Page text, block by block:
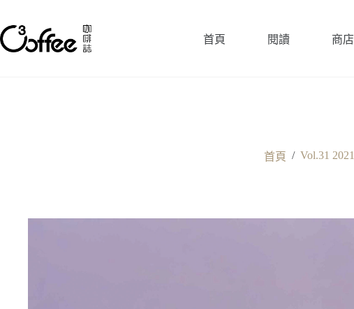
至
主
首頁 閱讀 商店
首頁 / Vol.31 2021